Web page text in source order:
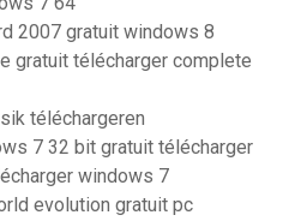
2007 gratuit windows 8
gratuit télécharger complete
téléchargeren
7 32 bit gratuit télécharger
windows 7
evolution gratuit pc